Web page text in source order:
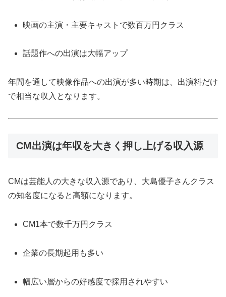
映画の主演・主要キャストで数百万円クラス
話題作への出演は大幅アップ
年間を通して映像作品への出演が多い時期は、出演料だけ
で相当な収入となります。
CM出演は年収を大きく押し上げる収入源
CMは芸能人の大きな収入源であり、大島優子さんクラス
の知名度になると高額になります。
CM1本で数千万円クラス
企業の長期起用も多い
幅広い層からの好感度で採用されやすい